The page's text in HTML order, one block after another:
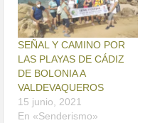
SEÑAL Y CAMINO POR
LAS PLAYAS DE CÁDIZ
DE BOLONIA A
VALDEVAQUEROS
15 junio, 2021
En «Senderismo»